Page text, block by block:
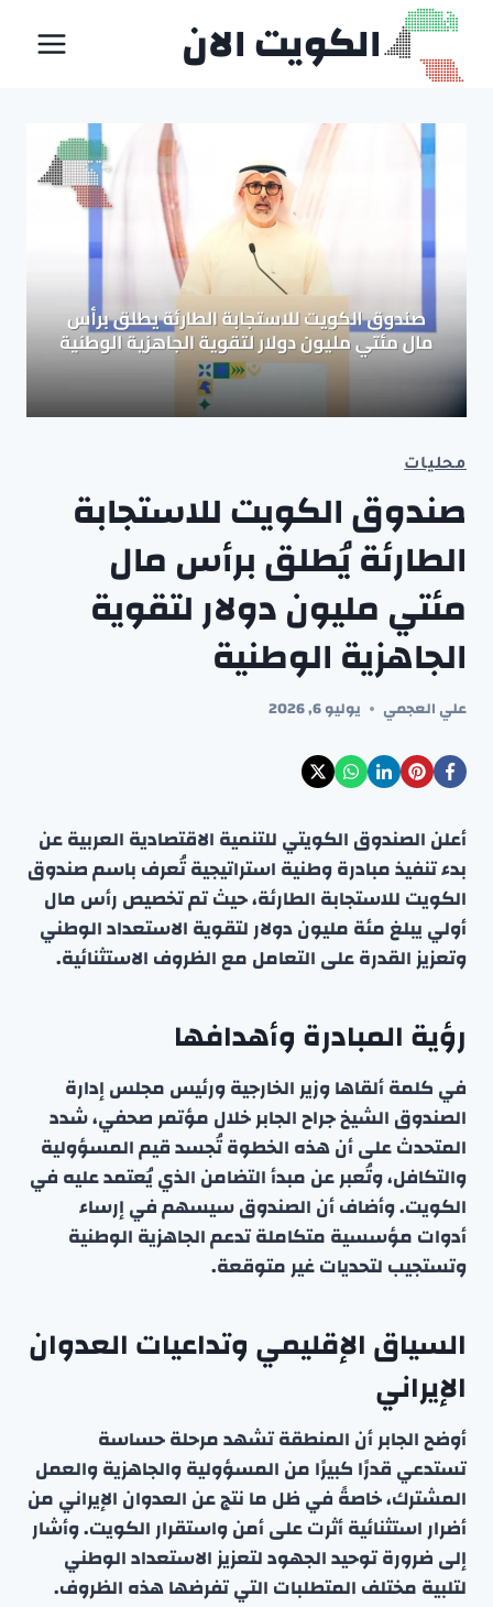
التجاوز
المحتوى
الكويت الان
محليات
صندوق الكويت للاستجابة
الطارئة يُطلق برأس مال
مئتي مليون دولار لتقوية
الجاهزية الوطنية
علي العجمي يوليو 6, 2026
أعلن الصندوق الكويتي للتنمية الاقتصادية العربية عن
بدء تنفيذ مبادرة وطنية استراتيجية تُعرف باسم صندوق
الكويت للاستجابة الطارئة، حيث تم تخصيص رأس مال
أولي يبلغ مئة مليون دولار لتقوية الاستعداد الوطني
وتعزيز القدرة على التعامل مع الظروف الاستثنائية.
رؤية المبادرة وأهدافها
في كلمة ألقاها وزير الخارجية ورئيس مجلس إدارة
الصندوق الشيخ جراح الجابر خلال مؤتمر صحفي، شدد
المتحدث على أن هذه الخطوة تُجسد قيم المسؤولية
والتكافل، وتُعبر عن مبدأ التضامن الذي يُعتمد عليه في
الكويت. وأضاف أن الصندوق سيسهم في إرساء
أدوات مؤسسية متكاملة تدعم الجاهزية الوطنية
وتستجيب لتحديات غير متوقعة.
السياق الإقليمي وتداعيات العدوان
الإيراني
أوضح الجابر أن المنطقة تشهد مرحلة حساسة
تستدعي قدرًا كبيرًا من المسؤولية والجاهزية والعمل
المشترك، خاصةً في ظل ما نتج عن العدوان الإيراني من
أضرار استثنائية أثرت على أمن واستقرار الكويت. وأشار
إلى ضرورة توحيد الجهود لتعزيز الاستعداد الوطني
لتلبية مختلف المتطلبات التي تفرضها هذه الظروف.